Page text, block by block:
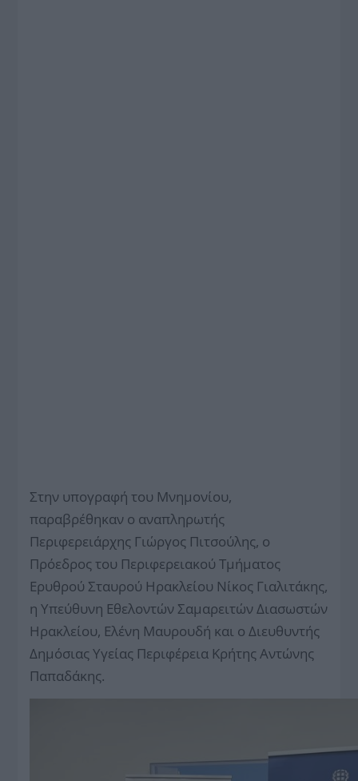
Στην υπογραφή του Μνημονίου,
παραβρέθηκαν ο αναπληρωτής
Περιφερειάρχης Γιώργος Πιτσούλης, ο
Πρόεδρος του Περιφερειακού Τμήματος
Ερυθρού Σταυρού Ηρακλείου Νίκος Γιαλιτάκης,
η Υπεύθυνη Εθελοντών Σαμαρειτών Διασωστών
Ηρακλείου, Ελένη Μαυρουδή και ο Διευθυντής
Δημόσιας Υγείας Περιφέρεια Κρήτης Αντώνης
Παπαδάκης.